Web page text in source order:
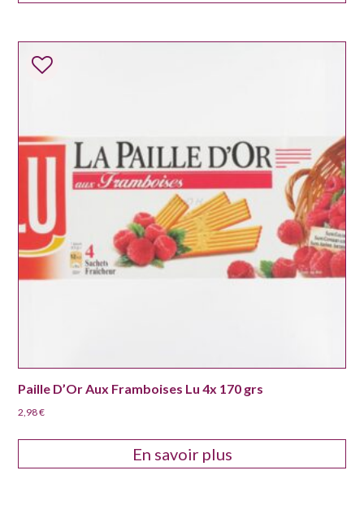
Paille D’Or Aux Framboises Lu 4x 170 grs
2,98€
En savoir plus